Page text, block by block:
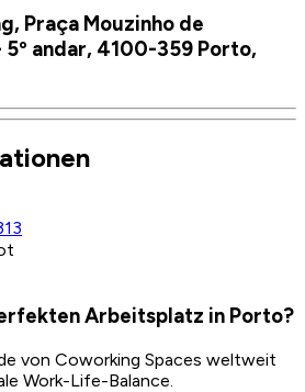
Praça Mouzinho de
andar, 4100-359 Porto,
Arbeitsplatz in Porto?
von Coworking Spaces weltweit
Work-Life-Balance.